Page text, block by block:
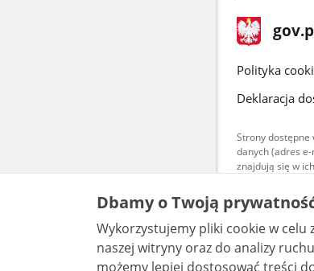
stopka
gov.pl
Polityka
Deklaracja
Strony dostępne
danych (adres
znajdują się w
są
Dbamy o Twoją
Wykorzystujemy pliki cookie w
naszej witryny oraz do analizy ruchu i
możemy lepiej dostosować treści